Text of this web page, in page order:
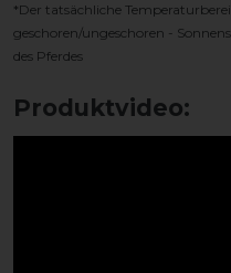
*Der tatsächliche
geschoren/ungeschoren -
des Pferdes
Produktvideo: